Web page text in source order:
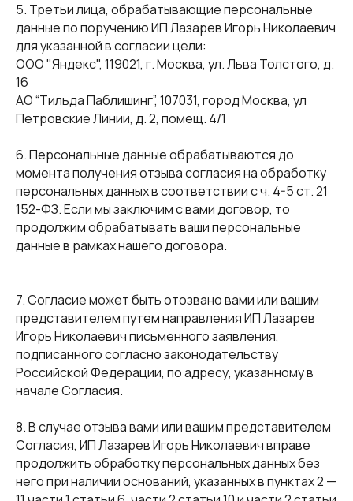
5. Третьи лица, обрабатывающие персональные
данные по поручению ИП Лазарев Игорь Николаевич
для указанной в согласии цели:
ООО "Яндекс", 119021, г. Москва, ул. Льва Толстого, д.
16
АО “Тильда Паблишинг”, 107031, город Москва, ул
Петровские Линии, д. 2, помещ. 4/1
6. Персональные данные обрабатываются до
момента получения отзыва согласия на обработку
персональных данных в соответствии с ч. 4-5 ст. 21
152-ФЗ. Если мы заключим с вами договор, то
продолжим обрабатывать ваши персональные
данные в рамках нашего договора.
7. Согласие может быть отозвано вами или вашим
представителем путем направления ИП Лазарев
Игорь Николаевич письменного заявления,
подписанного согласно законодательству
Российской Федерации, по адресу, указанному в
начале Согласия.
8. В случае отзыва вами или вашим представителем
Согласия, ИП Лазарев Игорь Николаевич вправе
продолжить обработку персональных данных без
него при наличии оснований, указанных в пунктах 2 —